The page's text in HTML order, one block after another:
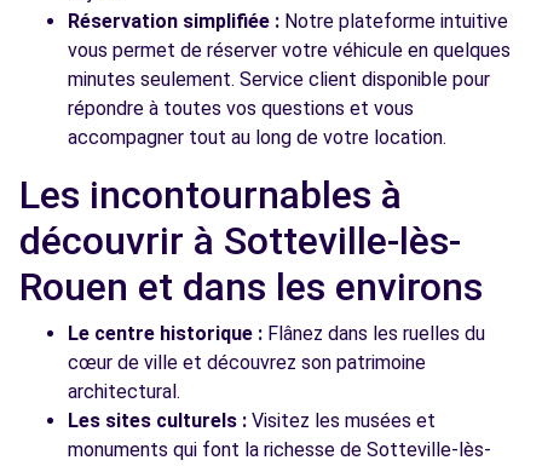
Réservation simplifiée : Notre plateforme intuitive
vous permet de réserver votre véhicule en quelques
minutes seulement. Service client disponible pour
répondre à toutes vos questions et vous
accompagner tout au long de votre location.
Les incontournables à
découvrir à Sotteville-lès-
Rouen et dans les environs
Le centre historique : Flânez dans les ruelles du
cœur de ville et découvrez son patrimoine
architectural.
Les sites culturels : Visitez les musées et
monuments qui font la richesse de Sotteville-lès-